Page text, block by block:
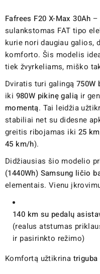
Fafrees F20 X-Max 30Ah –
sulankstomas FAT tipo
kurie nori daugiau galios,
komforto. Šis modelis
tiek žvyrkeliams, miško
Dviratis turi galingą 750W
iki 980W pikinę galią ir
momentą. Tai leidžia
stabiliai net su didesne
greitis ribojamas iki 25
45 km/h).
Didžiausias šio modelio
(1440Wh) Samsung ličio
elementais. Vienu
140 km su pedalų
(realus atstumas
ir pasirinkto režimo)
Komfortą užtikrina